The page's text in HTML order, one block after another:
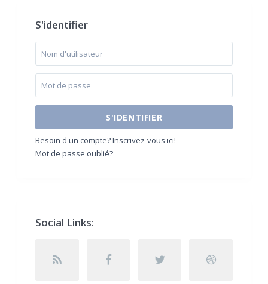
S'identifier
S'IDENTIFIER
Besoin d'un compte? Inscrivez-vous ici!
Mot de passe oublié?
Social Links: